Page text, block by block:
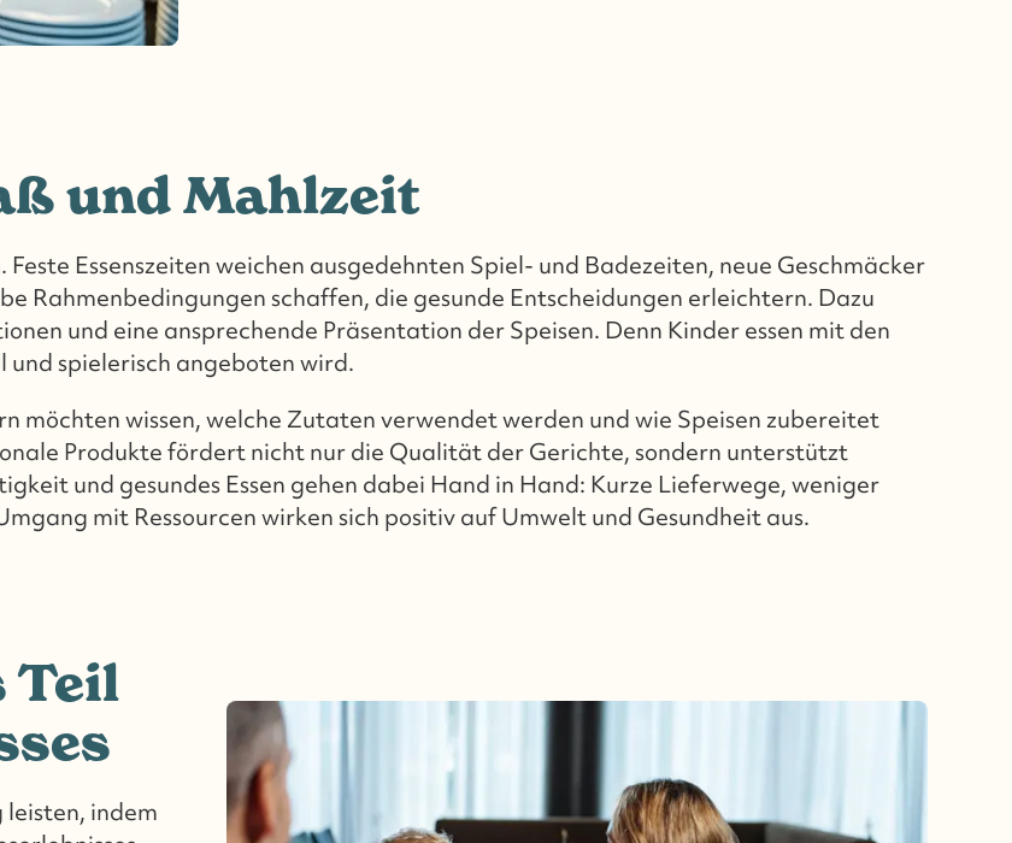
und Mahlzeit
Essenszeiten weichen ausgedehnten Spiel- und Badezeiten, neue Geschmäcker
Rahmenbedingungen schaffen, die gesunde Entscheidungen erleichtern. Dazu
und eine ansprechende Präsentation der Speisen. Denn Kinder essen mit den
und spielerisch angeboten wird.
möchten wissen, welche Zutaten verwendet werden und wie Speisen zubereitet
Produkte fördert nicht nur die Qualität der Gerichte, sondern unterstützt
und gesundes Essen gehen dabei Hand in Hand: Kurze Lieferwege, weniger
mit Ressourcen wirken sich positiv auf Umwelt und Gesundheit aus.
Teil
indem